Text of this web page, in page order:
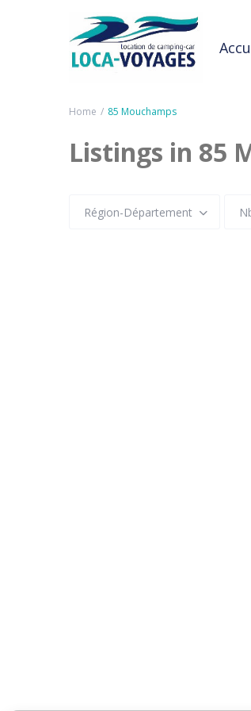
Home 85 Mouchamps
Listings in 85
Région-Département